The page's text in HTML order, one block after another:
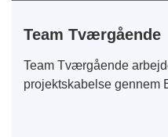
Team Tværgående
Team Tværgående
projektskabelse gennem